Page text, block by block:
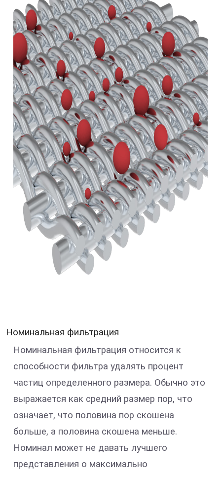
Номинальная фильтрация
Номинальная фильтрация относится к
способности фильтра удалять процент
частиц определенного размера. Обычно это
выражается как средний размер пор, что
означает, что половина пор скошена
больше, а половина скошена меньше.
Номинал может не давать лучшего
представления о максимально